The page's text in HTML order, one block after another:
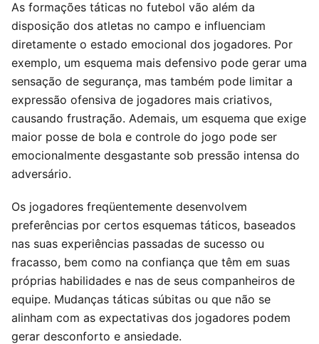
As formações táticas no futebol vão além da
disposição dos atletas no campo e influenciam
diretamente o estado emocional dos jogadores. Por
exemplo, um esquema mais defensivo pode gerar uma
sensação de segurança, mas também pode limitar a
expressão ofensiva de jogadores mais criativos,
causando frustração. Ademais, um esquema que exige
maior posse de bola e controle do jogo pode ser
emocionalmente desgastante sob pressão intensa do
adversário.
Os jogadores freqüentemente desenvolvem
preferências por certos esquemas táticos, baseados
nas suas experiências passadas de sucesso ou
fracasso, bem como na confiança que têm em suas
próprias habilidades e nas de seus companheiros de
equipe. Mudanças táticas súbitas ou que não se
alinham com as expectativas dos jogadores podem
gerar desconforto e ansiedade.